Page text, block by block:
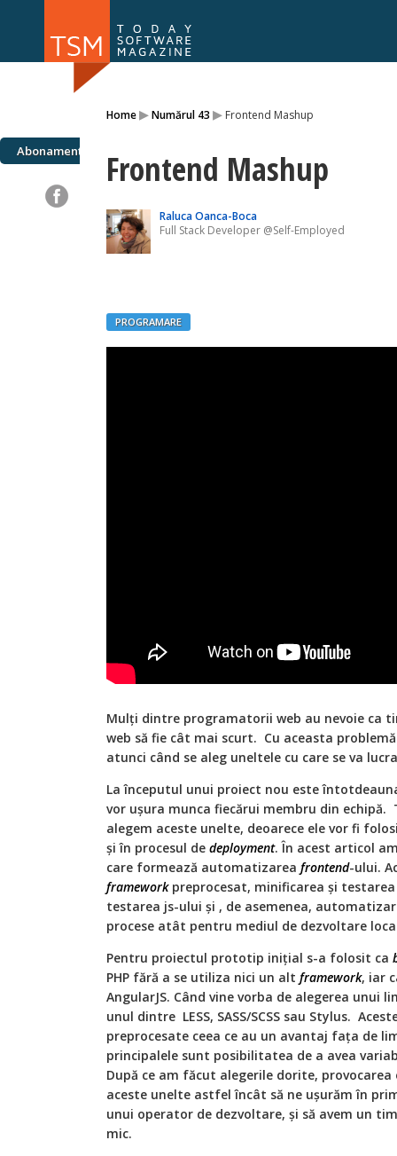
Home▸Numărul 43 ▸ Frontend Mashup
Abonamente Frontend Mashup
Raluca Oanca-Boca
Full Stack Developer @Self-Employed
PROGRAMARE
Mulți dintre programatorii web au nevoie ca
web să fie cât mai scurt. Cu aceasta
atunci când se aleg uneltele cu care se va
La începutul unui proiect nou este
vor ușura munca fiecărui membru din
alegem aceste unelte, deoarece ele vor fi
și în procesul de deployment. În acest articol
care formează automatizarea frontend-ului.
frameworkpreprocesat, minificarea și
testarea js-ului și , de asemenea,
procese atât pentru mediul de dezvoltare
Pentru proiectul prototip inițial s-a folosit ca
PHP fără a se utiliza nici un alt framework, iar
AngularJS. Când vine vorba de alegerea unui
unul dintre LESS, SASS/SCSS sau Stylus.
preprocesate ceea ce au un avantaj fața de
principalele sunt posibilitatea de a avea
După ce am făcut alegerile dorite,
aceste unelte astfel încât să ne ușurăm în
unui operator de dezvoltare, și să avem un
mic.